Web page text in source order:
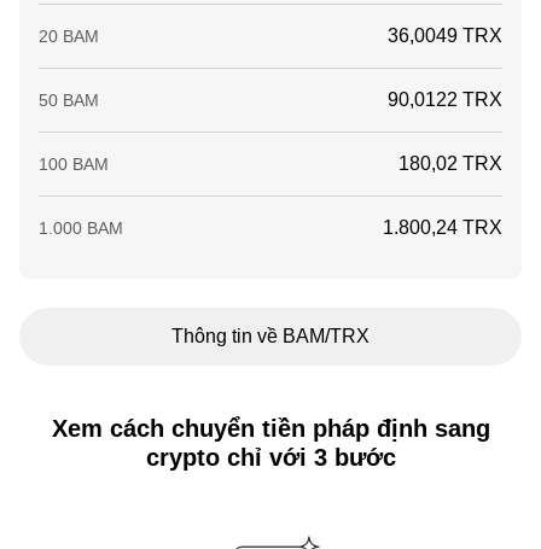
20 BAM 36,0049 TRX
50 BAM 90,0122 TRX
100 BAM 180,02 TRX
1.000 BAM 1.800,24 TRX
Thông tin về BAM/TRX
Xem cách chuyển tiền pháp định sang
crypto chỉ với 3 bước